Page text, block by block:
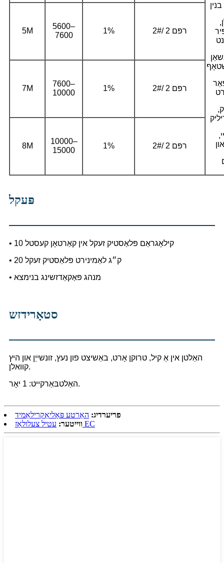
5M
5600–
7600
1% 2#/ 2 רפּם
7M
7600–
10000
1% 2#/ 2 רפּם
8M
10000–
15000
1% 2#/ 2 רפּם
פּעקל
• 10 קילאָגראַם פּלאַסטיק זעקל אין קאַרטאָן קעסטל
• 20 ק״ג לאַמינירט פּלאַסטיק זעקל
• מנהג פּאַקאַדזשינג בנימצא
סטאָרידזש
האַלטן אין אַ קיל, טרוקן אָרט, באַשיצט פון נעץ, זונשייַן און היץ
קוואלן.
האַלטבּאַרקייט: 1 יאָר.
פריערדיג: האַרטע פּאָליאַקרילאַמיד
ווייטער: עטיל צעלולאָז EC